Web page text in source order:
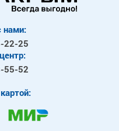
нами:
22-25
55-52